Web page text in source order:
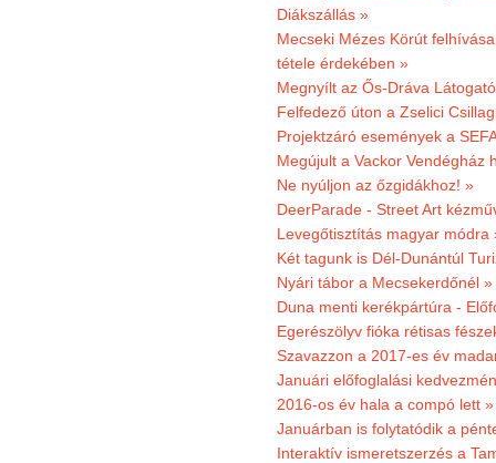
Diákszállás »
Mecseki Mézes Körút
tétele érdekében »
Megnyílt az Ős-Dráva
Felfedező úton a Zselici
Projektzáró események a
Megújult a Vackor Vendégház
Ne nyúljon az őzgidákhoz! »
DeerParade - Street Art
Levegőtisztítás magyar módra
Két tagunk is Dél-Dunántúl
Nyári tábor a Mecsekerdőnél »
Duna menti kerékpártúra -
Egerészölyv fióka rétisas
Szavazzon a 2017-es év
Januári előfoglalási
2016-os év hala a compó lett »
Januárban is folytatódik a
Interaktív ismeretszerzés a